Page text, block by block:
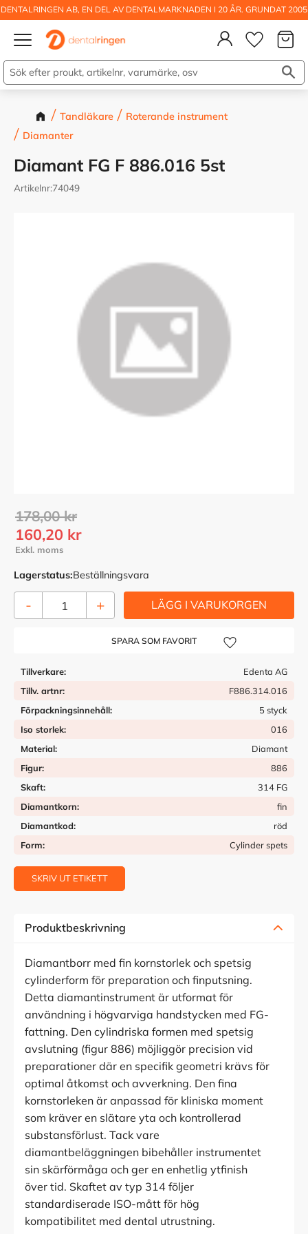
DENTALRINGEN AB, EN DEL AV DENTALMARKNADEN I 20 ÅR. GRUNDAT 2005
Tandläkare
Roterande instrument
Diamanter
Diamant FG F 886.016 5st
Artikelnr 74049
Nedsatt pris:
160,20 kr
Ordinarie pris:
178,00kr
Lagerstatus Beställningsvara
+
-
Lägg till i önskelista
Tillverkare
Edenta AG
Tillv. artnr
F886.314.016
Förpackningsinnehåll
5 styck
Iso storlek
016
Material
Diamant
Figur
886
Skaft
314 FG
Diamantkorn
fin
Diamantkod
röd
Form
Cylinder spets
SKRIV UT ETIKETT
Produktbeskrivning
Diamantborr med fin kornstorlek och spetsig
cylinderform för preparation och finputsning.
Detta diamantinstrument är utformat för
användning i högvarviga handstycken med FG-
fattning. Den cylindriska formen med spetsig
avslutning (figur 886) möjliggör precision vid
preparationer där en specifik geometri krävs för
optimal åtkomst och avverkning. Den fina
kornstorleken är anpassad för kliniska moment
som kräver en slätare yta och kontrollerad
substansförlust. Tack vare
diamantbeläggningen bibehåller instrumentet
sin skärförmåga och ger en enhetlig ytfinish
över tid. Skaftet av typ 314 följer
standardiserade ISO-mått för hög
kompatibilitet med dental utrustning.